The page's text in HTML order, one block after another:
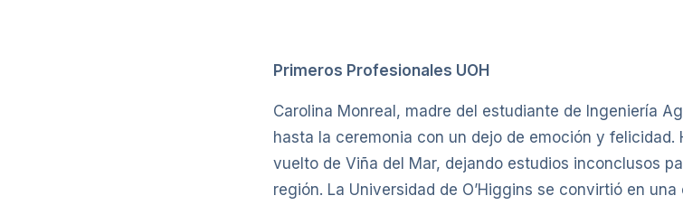
Primeros Profesionales UOH
Carolina Monreal, madre del estudiante de Ingeniería
hasta la ceremonia con un dejo de emoción y felicidad.
vuelto de Viña del Mar, dejando estudios inconclusos
región. La Universidad de O’Higgins se convirtió en